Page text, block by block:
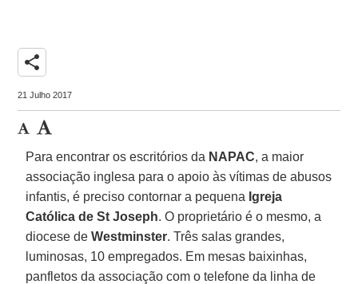
share
21 Julho 2017
Para encontrar os escritórios da NAPAC, a maior
associação inglesa para o apoio às vítimas de abusos
infantis, é preciso contornar a pequena Igreja
Católica de St Joseph. O proprietário é o mesmo, a
diocese deWestminster. Três salas grandes,
luminosas, 10 empregados. Em mesas baixinhas,
panfletos da associação com o telefone da linha de